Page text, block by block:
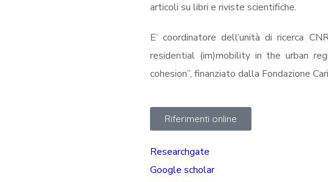
articoli su libri e riviste scientifiche.
E’ coordinatore dell’unità di ricerca
residential (im)mobility in the urban
cohesion”, finanziato dalla Fondazione
Riferimenti online
Researchgate
Google scholar